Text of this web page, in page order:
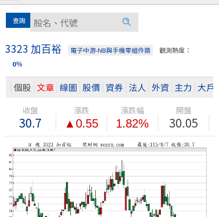
3323 加百裕 電子中游-NB與手機零組件類
觀測熱度：
0％
個股 文章 線圖 股價 資券 法人 外資 主力 大戶
收盤 漲跌 漲跌幅 開盤
30.7 ▲0.55 1.82% 30.05